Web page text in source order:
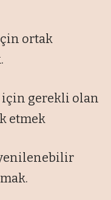
ortak
için gerekli olan
etmek
yenilenebilir